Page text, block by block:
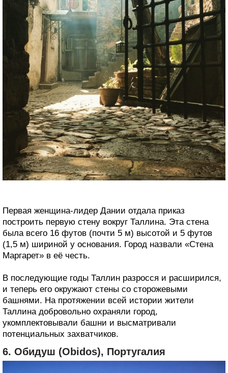
Первая женщина-лидер Дании отдала приказ
построить первую стену вокруг Таллина. Эта стена
была всего 16 футов (почти 5 м) высотой и 5 футов
(1,5 м) шириной у основания. Город назвали «Стена
Маргарет» в её честь.
В последующие годы Таллин разросся и расширился,
и теперь его окружают стены со сторожевыми
башнями. На протяжении всей истории жители
Таллина добровольно охраняли город,
укомплектовывали башни и высматривали
потенциальных захватчиков.
6. Обидуш (Obidos), Португалия